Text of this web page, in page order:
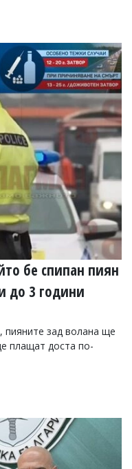
бе спипан пиян
до 3 години
пияните зад волана ще
плащат доста по-